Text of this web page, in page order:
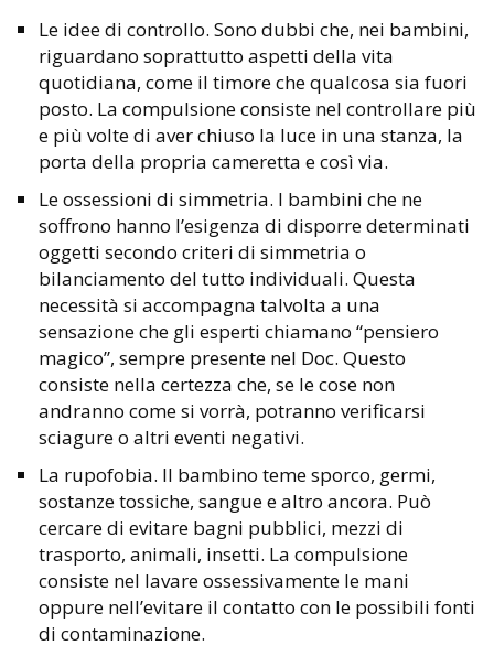
Le idee di controllo. Sono dubbi che, nei bambini,
riguardano soprattutto aspetti della vita
quotidiana, come il timore che qualcosa sia fuori
posto. La compulsione consiste nel controllare più
e più volte di aver chiuso la luce in una stanza, la
porta della propria cameretta e così via.
Le ossessioni di simmetria. I bambini che ne
soffrono hanno l’esigenza di disporre determinati
oggetti secondo criteri di simmetria o
bilanciamento del tutto individuali. Questa
necessità si accompagna talvolta a una
sensazione che gli esperti chiamano “pensiero
magico”, sempre presente nel Doc. Questo
consiste nella certezza che, se le cose non
andranno come si vorrà, potranno verificarsi
sciagure o altri eventi negativi.
La rupofobia. Il bambino teme sporco, germi,
sostanze tossiche, sangue e altro ancora. Può
cercare di evitare bagni pubblici, mezzi di
trasporto, animali, insetti. La compulsione
consiste nel lavare ossessivamente le mani
oppure nell’evitare il contatto con le possibili fonti
di contaminazione.